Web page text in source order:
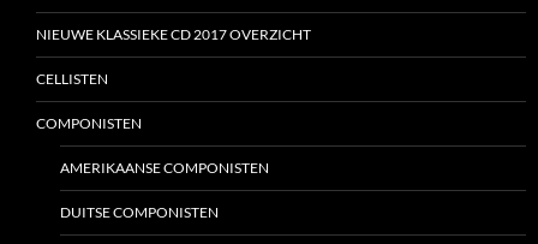
NIEUWE KLASSIEKE CD 2017 OVERZICHT
CELLISTEN
COMPONISTEN
AMERIKAANSE COMPONISTEN
DUITSE COMPONISTEN